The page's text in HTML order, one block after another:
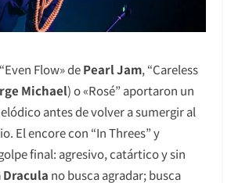
Flow» dePearl Jam, “Careless
Michael) o «Rosé” aportaron un
antes de volver a sumergir al
El encore con “In Threes” y
final: agresivo, catártico y sin
Dracula no busca agradar; busca